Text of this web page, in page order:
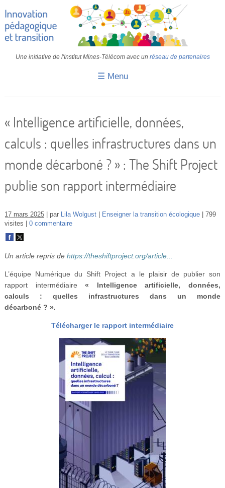
Une initiative de l'Institut Mines-Télécom avec un réseau de partenaires
☰ Menu
IMT
Colloques
S’inscrire
Se connecter
« Intelligence artificielle, données,
calculs : quelles infrastructures dans un
monde décarboné ? » : The Shift Project
publie son rapport intermédiaire
17 mars 2025 par Lila Wolgust Enseigner la transition écologique
799
visites
0 commentaire
Un article repris de https://theshiftproject.org/article...
L’équipe Numérique du Shift Project a le plaisir de publier son
rapport intermédiaire« Intelligence artificielle, données,
calculs : quelles infrastructures dans un monde
décarboné ? ».
Télécharger le rapport intermédiaire